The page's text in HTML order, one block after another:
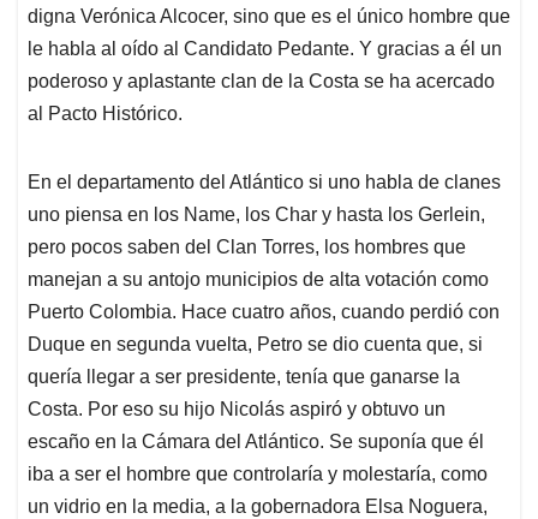
digna Verónica Alcocer, sino que es el único hombre que
le habla al oído al Candidato Pedante. Y gracias a él un
poderoso y aplastante clan de la Costa se ha acercado
al Pacto Histórico.
En el departamento del Atlántico si uno habla de clanes
uno piensa en los Name, los Char y hasta los Gerlein,
pero pocos saben del Clan Torres, los hombres que
manejan a su antojo municipios de alta votación como
Puerto Colombia. Hace cuatro años, cuando perdió con
Duque en segunda vuelta, Petro se dio cuenta que, si
quería llegar a ser presidente, tenía que ganarse la
Costa. Por eso su hijo Nicolás aspiró y obtuvo un
escaño en la Cámara del Atlántico. Se suponía que él
iba a ser el hombre que controlaría y molestaría, como
un vidrio en la media, a la gobernadora Elsa Noguera,